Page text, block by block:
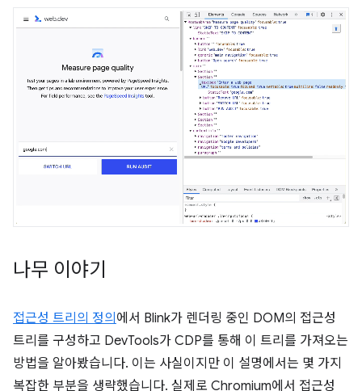
나무 이야기
접근성 트리의 정의 에서 Blink가 렌더링 중인 DOM의 접근성
트리를 구성하고 DevTools가 CDP를 통해 이 트리를 가져오는
방법을 알아봤습니다. 이는 사실이지만 이 설명에서는 몇 가지
복잡한 부분을 생략했습니다. 실제로 Chromium에서 접근성